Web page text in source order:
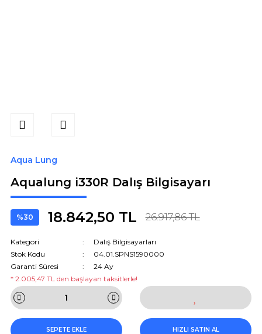
Aqua Lung
Aqualung i330R Dalış Bilgisayarı
%30 18.842,50 TL 26.917,86 TL
Kategori
Dalış Bilgisayarları
Stok Kodu
04.01.SPNS1590000
Garanti Süresi
24 Ay
* 2.005,47 TL den başlayan taksitlerle!
SEPETE EKLE HIZLI SATIN AL